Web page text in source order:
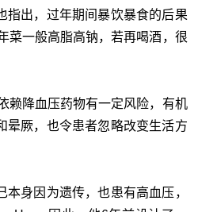
指出，过年期间暴饮暴食的后果
菜一般高脂高钠，若再喝酒，很
赖降血压药物有一定风险，有机
晕厥，也令患者忽略改变生活方
身因为遗传，也患有高血压，